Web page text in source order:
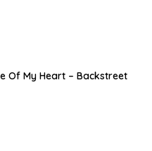
Of My Heart – Backstreet